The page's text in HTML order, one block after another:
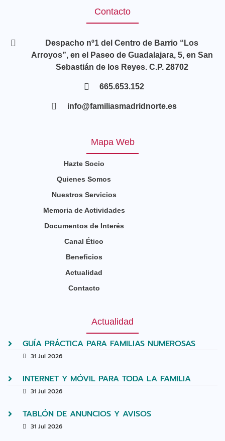
Contacto
Despacho nº1 del Centro de Barrio “Los
Arroyos”, en el Paseo de Guadalajara, 5, en San
Sebastián de los Reyes. C.P. 28702
665.653.152
info@familiasmadridnorte.es
Mapa Web
Hazte Socio
Quienes Somos
Nuestros Servicios
Memoria de Actividades
Documentos de Interés
Canal Ético
Beneficios
Actualidad
Contacto
Actualidad
GUÍA PRÁCTICA PARA FAMILIAS NUMEROSAS
31 Jul 2026
INTERNET Y MÓVIL PARA TODA LA FAMILIA
31 Jul 2026
TABLÓN DE ANUNCIOS Y AVISOS
31 Jul 2026